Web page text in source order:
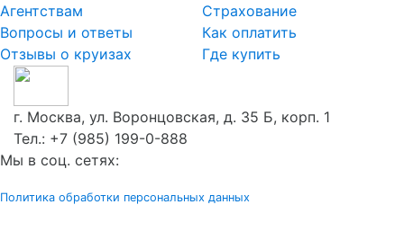
Агентствам
Вопросы и ответы
Отзывы о круизах
Страхование
Как оплатить
Где купить
г. Москва, ул. Воронцовская, д. 35 Б, корп. 1
Тел.: +7 (985) 199-0-888
Мы в соц. сетях:
Политика обработки персональных данных